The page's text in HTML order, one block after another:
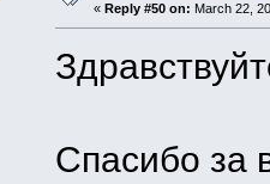
« Reply #50 on: March 22,
Спасибо за